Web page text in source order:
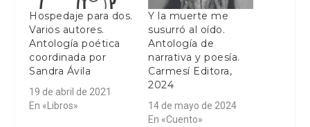
Hospedaje para dos.
Varios autores.
Antología poética
coordinada por
Sandra Ávila
19 de abril de 2021
En «Libros»
Y la muerte me
susurró al oído.
Antología de
narrativa y poesía.
Carmesí Editora,
2024
14 de mayo de 2024
En «Cuento»